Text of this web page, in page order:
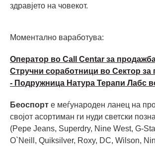
здравјето на човекот.
Моментално ваработува:
Оператор во Call Centar за
Стручни соработници во Сектор за
- Подружница Натура Терапи Лабс
Беоспорт е меѓународен ланец на
својот асортиман ги нуди светски
(Pepe Jeans, Superdry, Nine West, G-
O`Neill, Quiksilver, Roxy, DC, Wilson,